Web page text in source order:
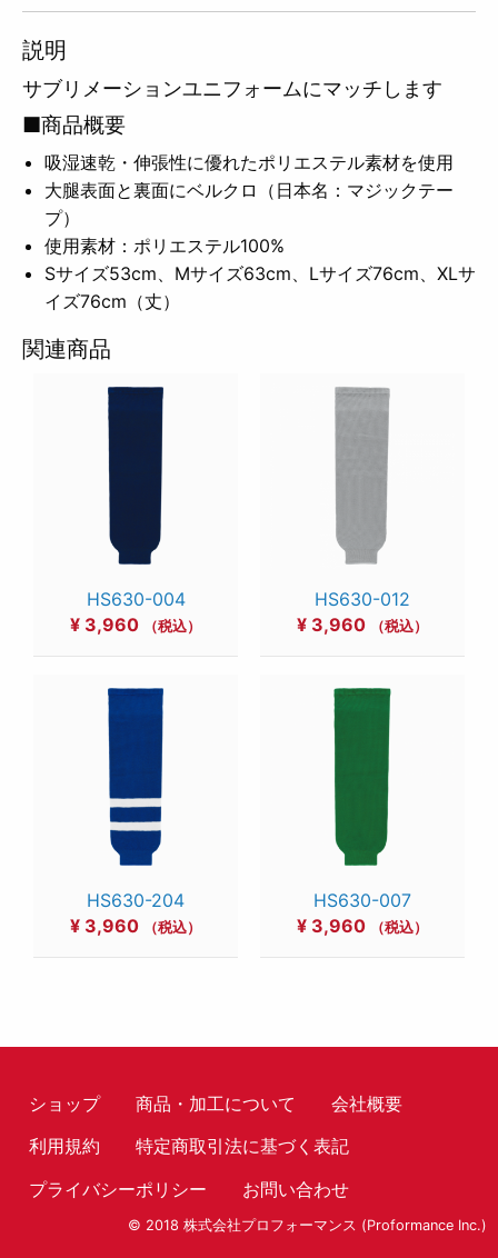
説明
サブリメーションユニフォームにマッチします
■商品概要
吸湿速乾・伸張性に優れたポリエステル素材を使用
大腿表面と裏面にベルクロ（日本名：マジックテー
プ）
使用素材：ポリエステル100%
Sサイズ53cm、Mサイズ63cm、Lサイズ76cm、XLサ
イズ76cm（丈）
関連商品
HS630-004
¥ 3,960 （税込）
HS630-012
¥ 3,960 （税込）
HS630-204
¥ 3,960 （税込）
HS630-007
¥ 3,960 （税込）
ショップ 商品・加工について
会社概要
利用規約
特定商取引法に基づく表記
プライバシーポリシー
お問い合わせ
© 2018 株式会社プロフォーマンス (Proformance Inc.)